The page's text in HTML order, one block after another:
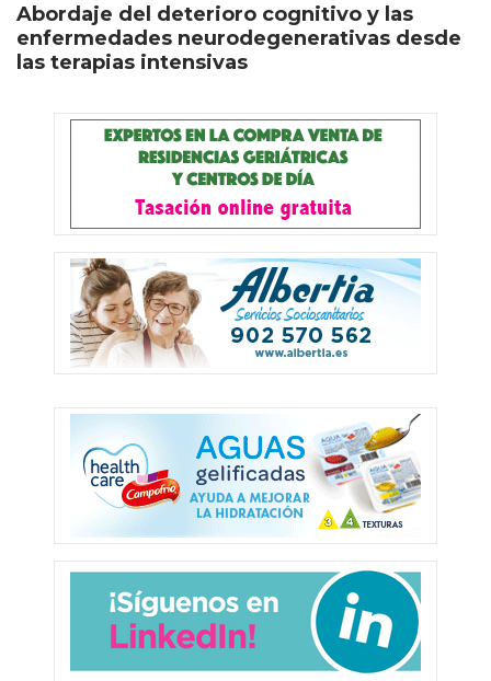
Abordaje del deterioro cognitivo y las
enfermedades neurodegenerativas desde
las terapias intensivas